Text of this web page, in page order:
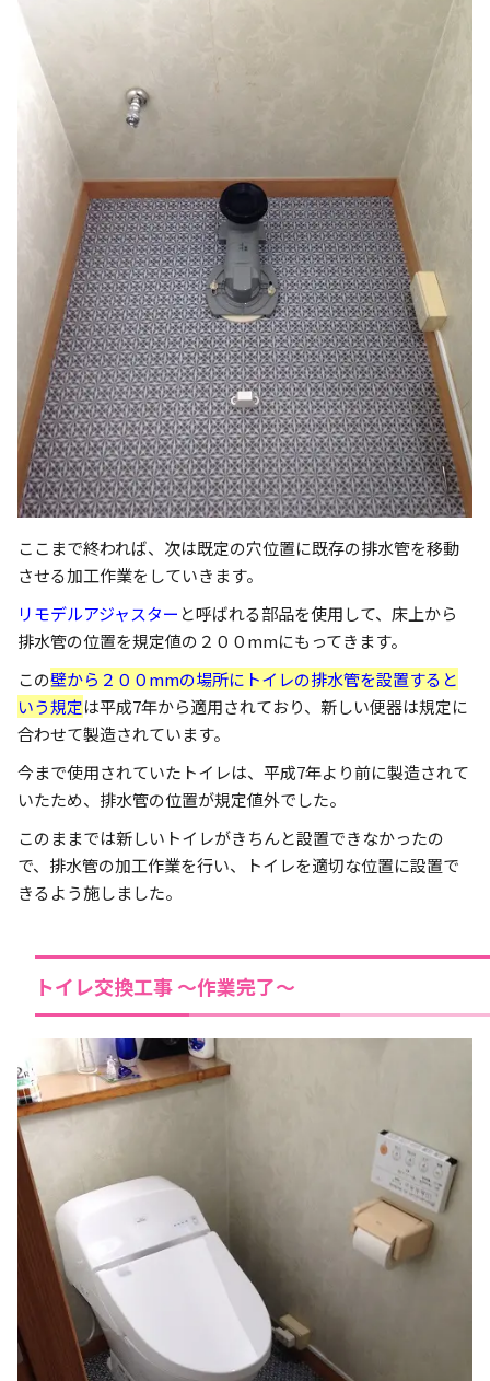
ここまで終われば、次は既定の穴位置に既存の排水管を移動
させる加工作業をしていきます。
リモデルアジャスター と呼ばれる部品を使用して、床上から
排水管の位置を規定値の２００mmにもってきます。
この壁から２００mmの場所にトイレの排水管を設置すると
いう規定は平成7年から適用されており、新しい便器は規定に
合わせて製造されています。
今まで使用されていたトイレは、平成7年より前に製造されて
いたため、排水管の位置が規定値外でした。
このままでは新しいトイレがきちんと設置できなかったの
で、排水管の加工作業を行い、トイレを適切な位置に設置で
きるよう施しました。
トイレ交換工事 ～作業完了～